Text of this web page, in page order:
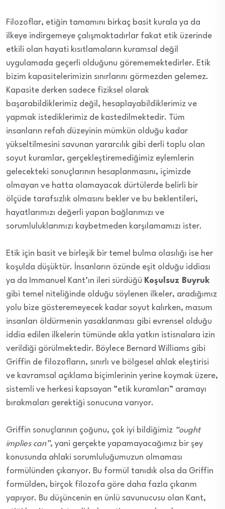
Filozoflar, etiğin tamamını birkaç basit kurala ya da
ilkeye indirgemeye çalışmaktadırlar fakat etik üzerinde
etkili olan hayati kısıtlamaların kuramsal değil
uygulamada geçerli olduğunu görememektedirler. Etik
bizim kapasitelerimizin sınırlarını görmezden gelemez.
Kapasite derken sadece fiziksel olarak
başarabildiklerimiz değil, hesaplayabildiklerimiz ve
yapmak istediklerimiz de kastedilmektedir. Tüm
insanların refah düzeyinin mümkün olduğu kadar
yükseltilmesini savunan yararcılık gibi derli toplu olan
soyut kuramlar, gerçekleştiremediğimiz eylemlerin
gelecekteki sonuçlarının hesaplanmasını, içimizde
olmayan ve hatta olamayacak dürtülerde belirli bir
ölçüde tarafsızlık olmasını bekler ve bu beklentileri,
hayatlarımızı değerli yapan bağlarımızı ve
sorumluluklarımızı kaybetmeden karşılamamızı ister.
Etik için basit ve birleşik bir temel bulma olasılığı ise her
koşulda düşüktür. İnsanların özünde eşit olduğu iddiası
ya da Immanuel Kant’ın ileri sürdüğü Koşulsuz Buyruk
gibi temel niteliğinde olduğu söylenen ilkeler, aradığımız
yolu bize gösteremeyecek kadar soyut kalırken, masum
insanları öldürmenin yasaklanması gibi evrensel olduğu
iddia edilen ilkelerin tümünde akla yatkın istisnalara izin
verildiği görülmektedir. Böylece Bernard Williams gibi
Griffin de filozofların, sınırlı ve bölgesel ahlak eleştirisi
ve kavramsal açıklama biçimlerinin yerine koymak üzere,
sistemli ve herkesi kapsayan “etik kuramları” aramayı
bırakmaları gerektiği sonucuna varıyor.
Griffin sonuçlarının çoğunu, çok iyi bildiğimiz “ought
implies can”, yani gerçekte yapamayacağımız bir şey
konusunda ahlaki sorumluluğumuzun olmaması
formülünden çıkarıyor. Bu formül tanıdık olsa da Griffin
formülden, birçok filozofa göre daha fazla çıkarım
yapıyor. Bu düşüncenin en ünlü savunucusu olan Kant,